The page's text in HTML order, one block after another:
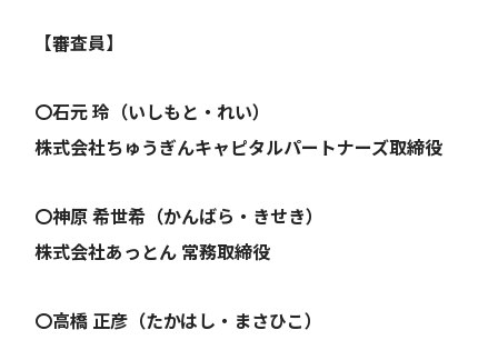
【審査員】
〇石元 玲（いしもと・れい）
株式会社ちゅうぎんキャピタルパートナーズ取締役
〇神原 希世希（かんばら・きせき）
株式会社あっとん 常務取締役
〇高橋 正彦（たかはし・まさひこ）